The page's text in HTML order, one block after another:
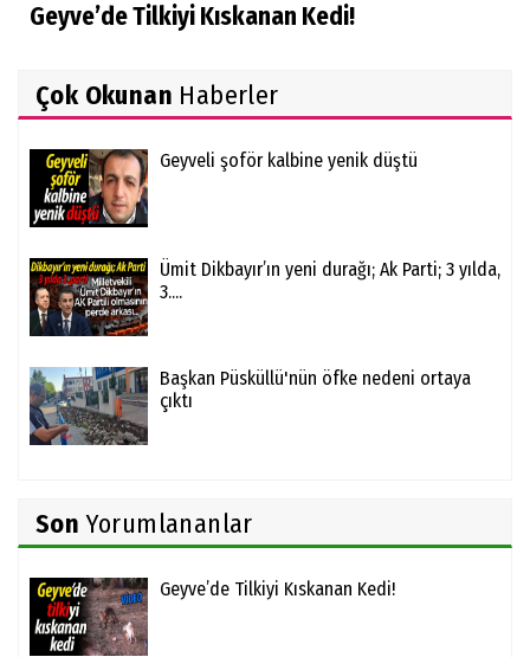
Geyve’de Tilkiyi Kıskanan Kedi!
Çok Okunan Haberler
Geyveli şoför kalbine yenik düştü
Ümit Dikbayır’ın yeni durağı; Ak Parti; 3 yılda,
3....
Başkan Püsküllü'nün öfke nedeni ortaya
çıktı
Son Yorumlananlar
Geyve’de Tilkiyi Kıskanan Kedi!